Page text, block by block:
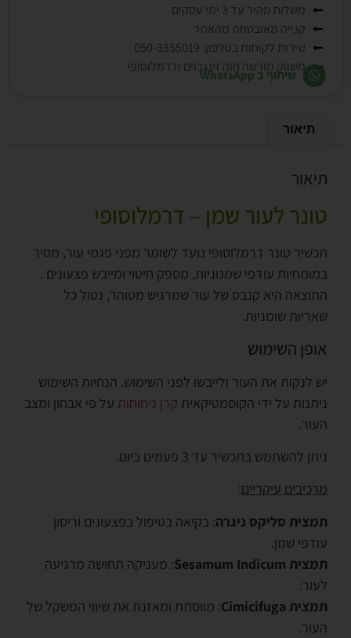
משלוח מהיר עד 3 ימי עסקים
קנייה מאובטחת מהאתר
שירות לקוחות בטלפון: 050-3355019
משווק מורשה חוה זינגבוים ודרמלוסופי
שיתוף ב WhatsApp
תיאור
תיאור
טונר לעור שמן – דרמלוסופי
תכשיר טונר דרמלוסופי נועד לשומר מפני פגמי עור, מסיר
במומחיות עודפי שמנוניות, מספק חיטוי ומייבש פצעונים .
התוצאה היא קנבס של עור שמרגיש מטוהר, נטול כל
שאריות שומניות.
אופן השימוש
יש לנקות את העור ולייבשו לפני השימוש. הנחיות השימוש
ניתנות על ידי הקוסמטיקאית קרן ניחוחות על פי אבחון ומצב
העור.
ניתן להשתמש בתכשיר עד 3 פעמים ביום.
מרכיבים עיקריים:
תמצית סליקס ניגרה: בקיאה בטיפול בפצעונים וריסון
עודפי שמן.
תמצית Sesamum Indicum
: מעניקה תחושה מרגיעה
לעור.
תמצית Cimicifuga
: מווסתת ומאזנת את שיווי המשקל של
העור.